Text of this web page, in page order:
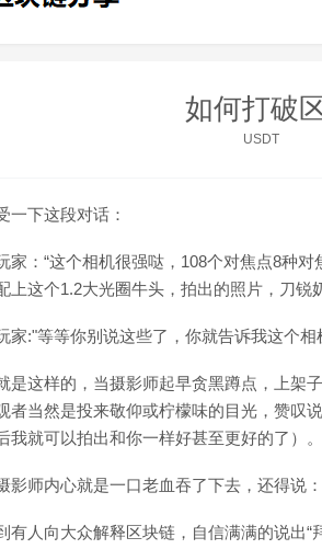
如何打破
USDT
一下这段对话：
家：“这个相机很强哒，108个对焦点8种
上这个1.2大光圈牛头，拍出的照片，刀锐奶
家:"等等你别说这些了，你就告诉我这个
是这样的，当摄影师起早贪黑蹲点，上架
者当然是投来敬仰或柠檬味的目光，赞叹
我就可以拍出和你一样好甚至更好的了）
影师内心就是一口老血吞了下去，还得说：
有人向大众解释区块链，自信满满的说出“